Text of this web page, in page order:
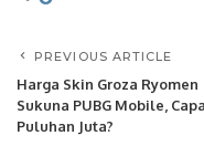
PREVIOUS ARTICLE
Harga Skin Groza Ryomen
Sukuna PUBG Mobile,
Puluhan Juta?